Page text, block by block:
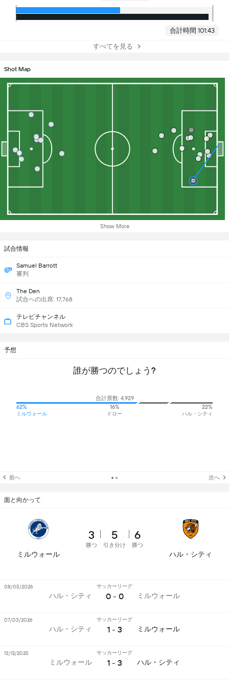
合計時間 101:43
すべてを見る
Shot Map
Show More
試合情報
Samuel Barrott
審判
The Den
試合への出席: 17,768
テレビチャンネル
CBS Sports Network
予想
誰が勝つのでしょう?
合計票数: 4,929
62%
ミルウォール
16%
ドロー
22%
ハル・シティ
前へ 次へ
面と向かって
ミルウォール
3
勝つ
5
引き分け
6
勝つ
ハル・シティ
ハル・シティ
サッカーリーグ
0 - 0 ミルウォール
08/05/2026
ハル・シティ
サッカーリーグ
1 - 3 ミルウォール
07/03/2026
ミルウォール
サッカーリーグ
1 - 3 ハル・シティ
13/12/2025